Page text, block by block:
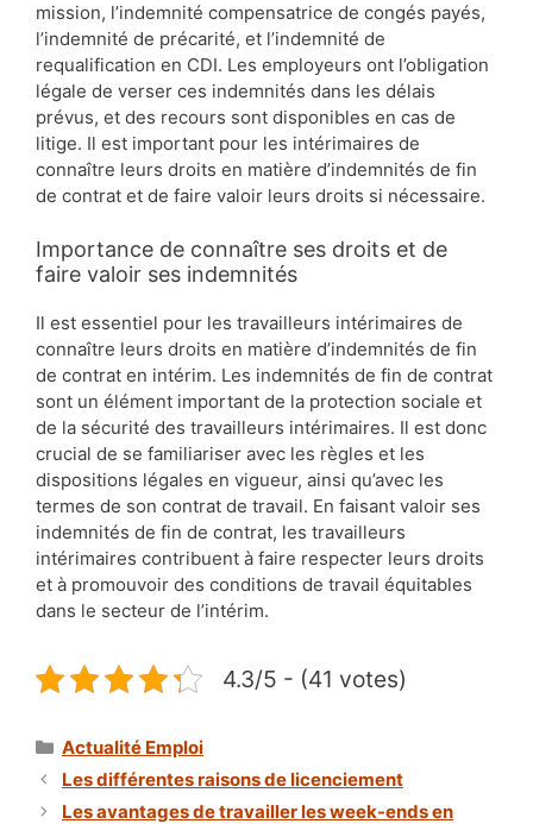
mission, l’indemnité compensatrice de congés payés,
l’indemnité de précarité, et l’indemnité de
requalification en CDI. Les employeurs ont l’obligation
légale de verser ces indemnités dans les délais
prévus, et des recours sont disponibles en cas de
litige. Il est important pour les intérimaires de
connaître leurs droits en matière d’indemnités de fin
de contrat et de faire valoir leurs droits si nécessaire.
Importance de connaître ses droits et de
faire valoir ses indemnités
Il est essentiel pour les travailleurs intérimaires de
connaître leurs droits en matière d’indemnités de fin
de contrat en intérim. Les indemnités de fin de contrat
sont un élément important de la protection sociale et
de la sécurité des travailleurs intérimaires. Il est donc
crucial de se familiariser avec les règles et les
dispositions légales en vigueur, ainsi qu’avec les
termes de son contrat de travail. En faisant valoir ses
indemnités de fin de contrat, les travailleurs
intérimaires contribuent à faire respecter leurs droits
et à promouvoir des conditions de travail équitables
dans le secteur de l’intérim.
4.3/5 - (41 votes)
Catégories
Actualité Emploi
Les différentes raisons de licenciement
Les avantages de travailler les week-ends en